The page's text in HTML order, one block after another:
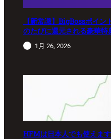
【新常識】BigBossポイン
のたびに還元される豪華特
1月 26, 2026
HFMは日本人でも使えま